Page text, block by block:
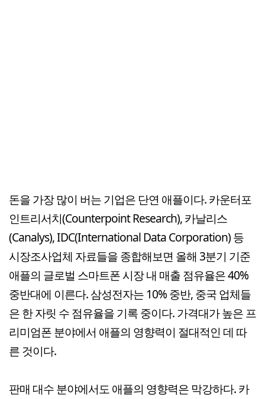
돈을 가장 많이 버는 기업은 단연 애플이다. 카운터포
인트리서치(Counterpoint Research), 카날리스
(Canalys), IDC(International Data Corporation) 등
시장조사업체 자료들을 종합해보면 올해 3분기 기준
애플의 글로벌 스마트폰 시장 내 매출 점유율은 40%
중반대에 이른다. 삼성전자는 10% 중반, 중국 업체들
은 한 자릿 수 점유율을 기록 중이다. 가격대가 높은 프
리미엄폰 분야에서 애플의 영향력이 절대적인 데 따
른 것이다.
판매 대수 분야에서도 애플의 영향력은 막강하다. 카